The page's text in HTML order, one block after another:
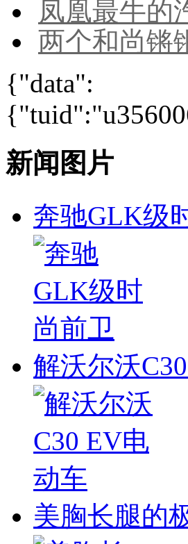
凤凰最牛的
两个和尚锵
{"data":
新闻图片
奔驰GLK级
解沃尔沃
美胸长腿的